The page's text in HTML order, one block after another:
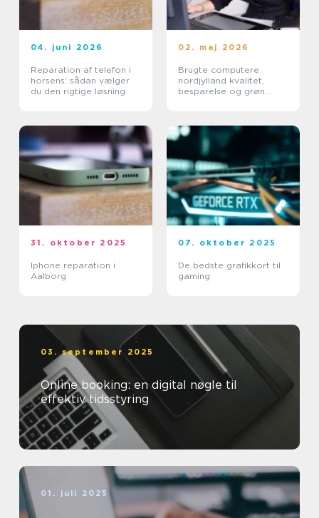
04. juni 2026
Reparation af telefon i
horsens: sådan vælger
du den rigtige løsning
02. maj 2026
Brugte computere
nordjylland kvalitet,
besparelse og grøn
31. oktober 2025
Iphone reparation i
Aalborg
07. oktober 2025
De bedste grafikkort til
gaming
03. september 2025
Online booking: en digital nøgle til
effektiv tidsstyring
01. juli 2025